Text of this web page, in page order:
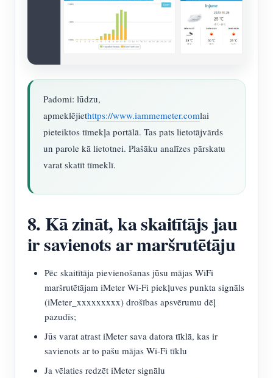
Padomi: lūdzu,
apmeklējiethttps://www.iammemeter.comlai
pieteiktos tīmekļa portālā. Tas pats lietotājvārds
un parole kā lietotnei. Plašāku analīzes pārskatu
varat skatīt tīmeklī.
8. Kā zināt, ka skaitītājs jau
ir savienots ar maršrutētāju
Pēc skaitītāja pievienošanas jūsu mājas WiFi
maršrutētājam iMeter Wi-Fi piekļuves punkta signāls
(iMeter_xxxxxxxxx) drošības apsvērumu dēļ
pazudīs;
Jūs varat atrast iMeter sava datora tīklā, kas ir
savienots ar to pašu mājas Wi-Fi tīklu
Ja vēlaties redzēt iMeter signālu